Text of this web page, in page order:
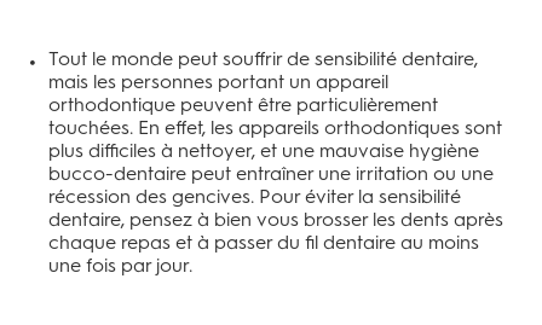
Tout le monde peut souffrir de sensibilité dentaire,
mais les personnes portant un appareil
orthodontique peuvent être particulièrement
touchées. En effet, les appareils orthodontiques sont
plus difficiles à nettoyer, et une mauvaise hygiène
bucco-dentaire peut entraîner une irritation ou une
récession des gencives. Pour éviter la sensibilité
dentaire, pensez à bien vous brosser les dents après
chaque repas et à passer du fil dentaire au moins
une fois par jour.